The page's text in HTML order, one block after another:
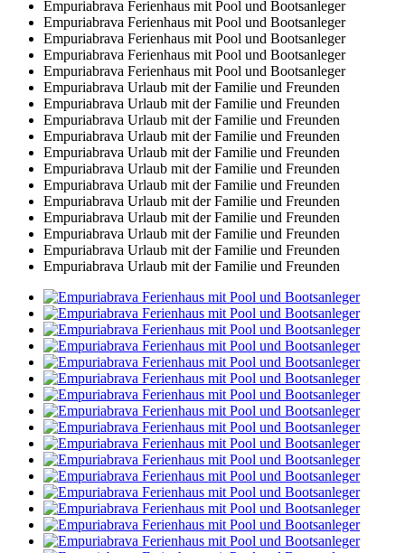
Empuriabrava Ferienhaus mit Pool und Bootsanleger
Empuriabrava Ferienhaus mit Pool und Bootsanleger
Empuriabrava Ferienhaus mit Pool und Bootsanleger
Empuriabrava Ferienhaus mit Pool und Bootsanleger
Empuriabrava Ferienhaus mit Pool und Bootsanleger
Empuriabrava Urlaub mit der Familie und Freunden
Empuriabrava Urlaub mit der Familie und Freunden
Empuriabrava Urlaub mit der Familie und Freunden
Empuriabrava Urlaub mit der Familie und Freunden
Empuriabrava Urlaub mit der Familie und Freunden
Empuriabrava Urlaub mit der Familie und Freunden
Empuriabrava Urlaub mit der Familie und Freunden
Empuriabrava Urlaub mit der Familie und Freunden
Empuriabrava Urlaub mit der Familie und Freunden
Empuriabrava Urlaub mit der Familie und Freunden
Empuriabrava Urlaub mit der Familie und Freunden
Empuriabrava Urlaub mit der Familie und Freunden